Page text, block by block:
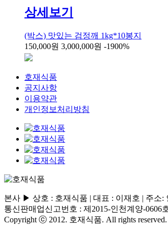
상세보기
(박스) 맛있는 검정깨 1kg*10봉지
150,000원 3,000,000원 -1900%
호재식품
공지사항
이용약관
개인정보처리방침
본사 ▶ 상호 : 호재식품 | 대표 : 이재호 | 주소:
통신판매업신고번호 : 제2015-인천계양-0606
Copyright ⓒ 2012. 호재식품. All rights reserved.